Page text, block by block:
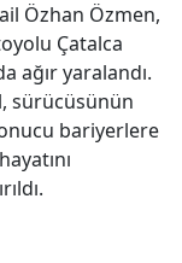
Özhan Özmen,
Çatalca
ağır yaralandı.
sürücüsünün
bariyerlere